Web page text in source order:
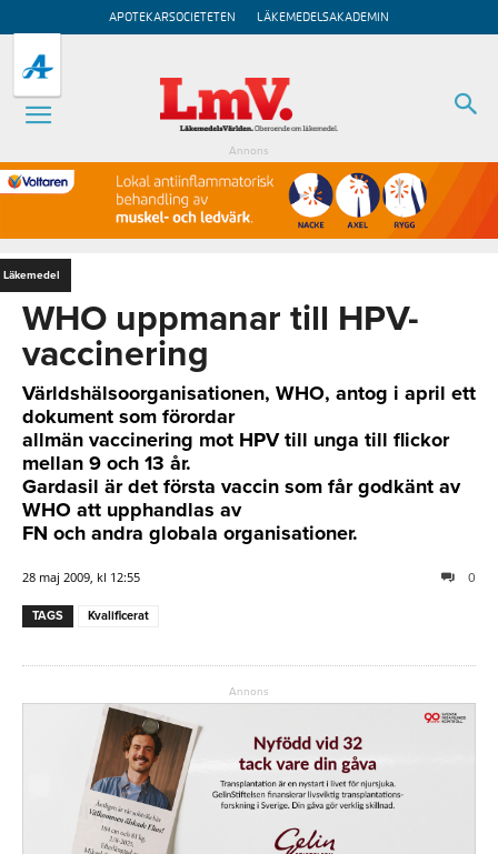
APOTEKARSOCIETETEN LÄKEMEDELSAKADEMIN
Annons
Läkemedel
WHO uppmanar till HPV-
vaccinering
Världshälsoorganisationen, WHO, antog i april ett
dokument som förordar
allmän vaccinering mot HPV till unga till flickor
mellan 9 och 13 år.
Gardasil är det första vaccin som får godkänt av
WHO att upphandlas av
FN och andra globala organisationer.
28 maj 2009, kl 12:55 0
TAGS Kvalificerat
Annons